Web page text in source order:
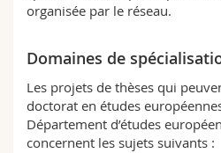
organisée par le réseau.
Domaines de
Les projets de thèses qui
doctorat en études
Département d’études
concernent les sujets suivants :